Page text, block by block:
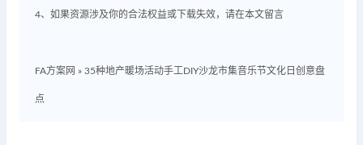
4、如果资源涉及你的合法权益或下载失效，请在本文留言
FA方案网 » 35种地产暖场活动手工DIY沙龙市集音乐节文化日创意盘
点